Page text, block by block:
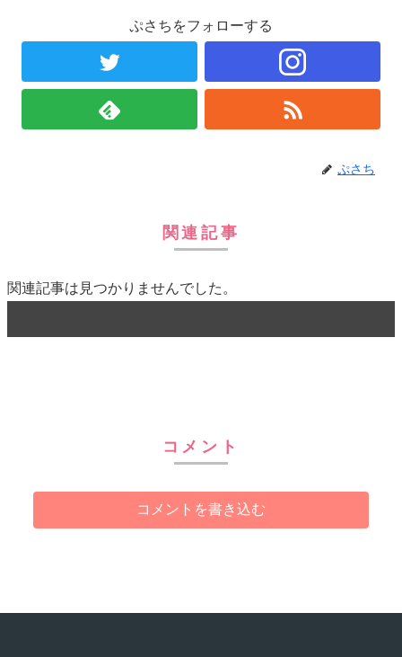
ぷさちをフォローする
ぷさち
関連記事
関連記事は見つかりませんでした。
コメント
コメントを書き込む